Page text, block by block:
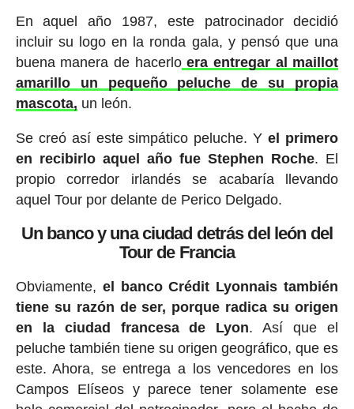
En aquel año 1987, este patrocinador decidió
incluir su logo en la ronda gala, y pensó que una
buena manera de hacerloera entregar al maillot
amarillo un pequeño peluche de su propia
mascota, un león.
Se creó así este simpático peluche. Yel primero
en recibirlo aquel año fue Stephen Roche. El
propio corredor irlandés se acabaría llevando
aquel Tour por delante de Perico Delgado.
Un banco y una ciudad detrás del león del
Tour de Francia
Obviamente, el banco Crédit Lyonnais también
tiene su razón de ser, porque radica su origen
en la ciudad francesa de Lyon. Así que el
peluche también tiene su origen geográfico, que es
este. Ahora, se entrega a los vencedores en los
Campos Elíseos y parece tener solamente ese